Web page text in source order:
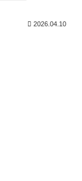
2026.04.10